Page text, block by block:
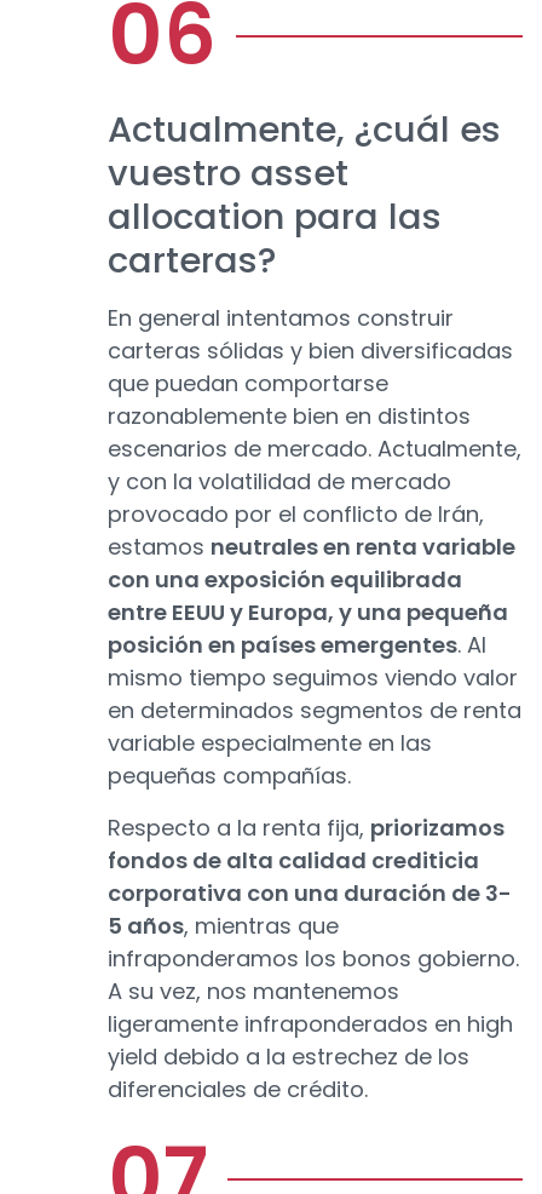
Actualmente, ¿cuál es
vuestro asset
allocation para las
carteras?
En general intentamos construir
carteras sólidas y bien diversificadas
que puedan comportarse
razonablemente bien en distintos
escenarios de mercado. Actualmente,
y con la volatilidad de mercado
provocado por el conflicto de Irán,
estamos neutrales en renta variable
con una exposición equilibrada
entre EEUU y Europa, y una pequeña
posición en países emergentes. Al
mismo tiempo seguimos viendo valor
en determinados segmentos de renta
variable especialmente en las
pequeñas compañías.
Respecto a la renta fija, priorizamos
fondos de alta calidad crediticia
corporativa con una duración de 3-
5 años, mientras que
infraponderamos los bonos gobierno.
A su vez, nos mantenemos
ligeramente infraponderados en high
yield debido a la estrechez de los
diferenciales de crédito.